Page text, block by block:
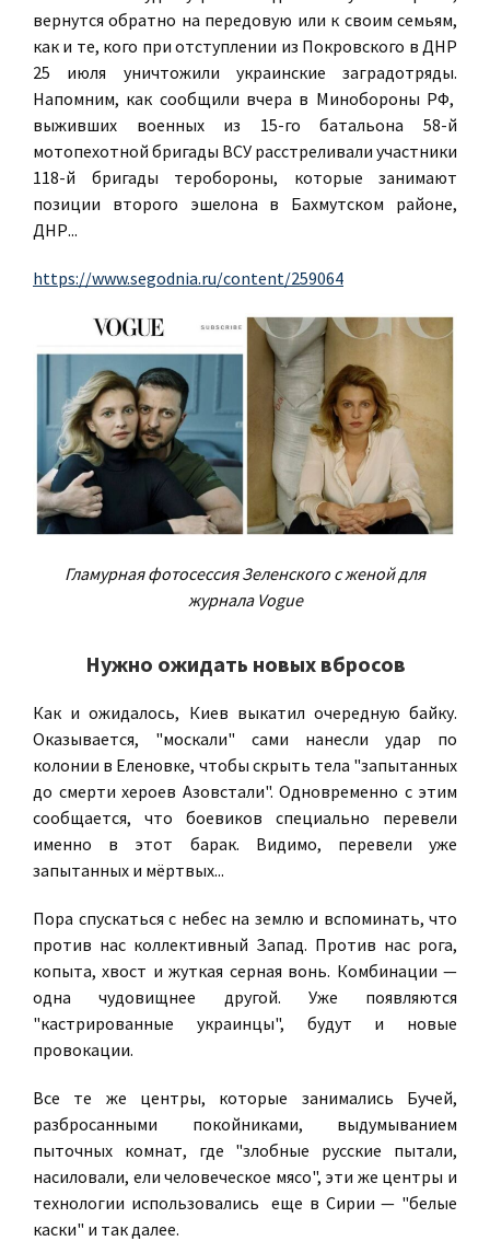
вернутся обратно на передовую или к своим семьям,
как и те, кого при отступлении из Покровского в ДНР
25 июля уничтожили украинские заградотряды.
Напомним, как сообщили вчера в Минобороны РФ,
выживших военных из 15-го батальона 58-й
мотопехотной бригады ВСУ расстреливали участники
118-й бригады теробороны, которые занимают
позиции второго эшелона в Бахмутском районе,
ДНР...
https://www.segodnia.ru/content/259064
Гламурная фотосессия Зеленского с женой для
журнала Vogue
Нужно ожидать новых вбросов
Как и ожидалось, Киев выкатил очередную байку.
Оказывается, "москали" сами нанесли удар по
колонии в Еленовке, чтобы скрыть тела "запытанных
до смерти хероев Азовстали". Одновременно с этим
сообщается, что боевиков специально перевели
именно в этот барак. Видимо, перевели уже
запытанных и мёртвых...
Пора спускаться с небес на землю и вспоминать, что
против нас коллективный Запад. Против нас рога,
копыта, хвост и жуткая серная вонь. Комбинации —
одна чудовищнее другой. Уже появляются
"кастрированные украинцы", будут и новые
провокации.
Все те же центры, которые занимались Бучей,
разбросанными покойниками, выдумыванием
пыточных комнат, где "злобные русские пытали,
насиловали, ели человеческое мясо", эти же центры и
технологии использовались еще в Сирии — "белые
каски" и так далее.